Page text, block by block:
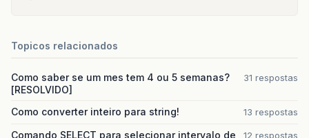
Topicos relacionados
Como saber se um mes tem 4 ou 5 semanas?
[RESOLVIDO]
31 respostas
Como converter inteiro para string! 13 respostas
Comando SELECT para selecionar intervalo de
12 respostas